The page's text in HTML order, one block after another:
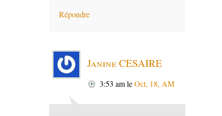
Répondre
Janine CESAIRE
3:53 amleOct, 18, AM